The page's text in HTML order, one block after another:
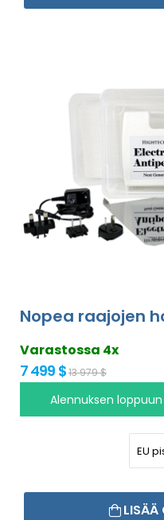
Nopea raajojen
Varastossa 4x
7 499 $13 979 $
Alennuksen
LISÄÄ